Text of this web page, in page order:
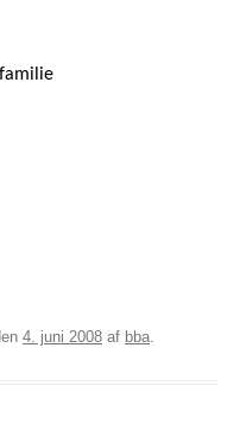
4. juni 2008 af bba.